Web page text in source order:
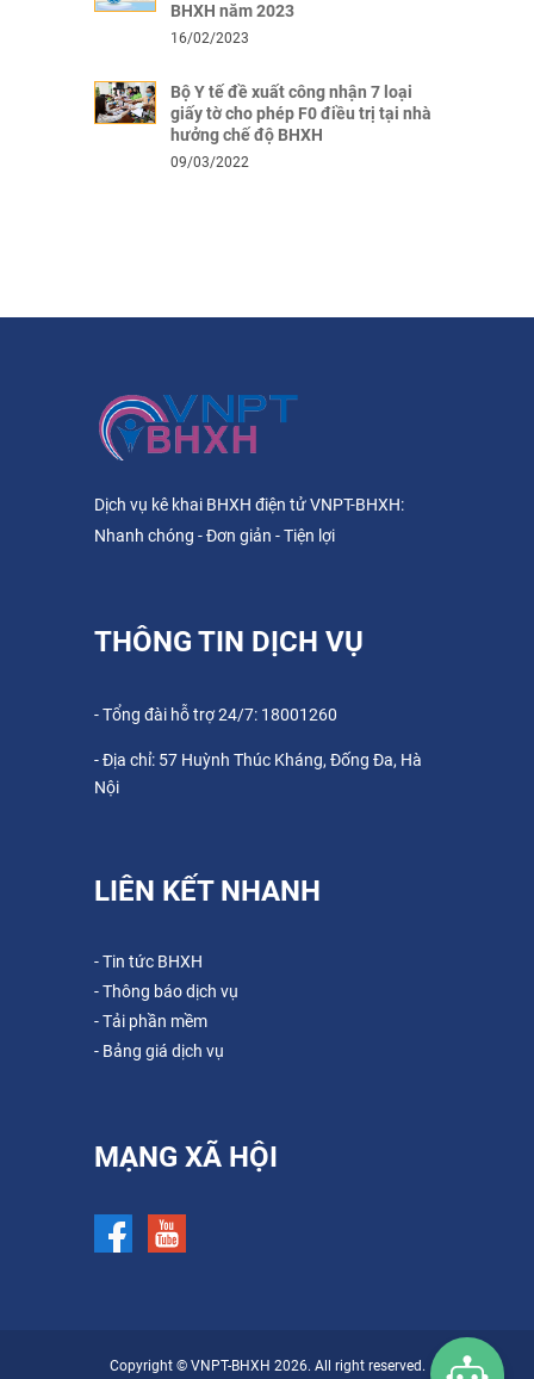
BHXH năm 2023
16/02/2023
Bộ Y tế đề xuất công nhận 7 loại
giấy tờ cho phép F0 điều trị tại nhà
hưởng chế độ BHXH
09/03/2022
Dịch vụ kê khai BHXH điện tử VNPT-BHXH:
Nhanh chóng - Đơn giản - Tiện lợi
THÔNG TIN DỊCH VỤ
- Tổng đài hỗ trợ 24/7: 18001260
- Địa chỉ: 57 Huỳnh Thúc Kháng, Đống Đa, Hà
Nội
LIÊN KẾT NHANH
- Tin tức BHXH
- Thông báo dịch vụ
- Tải phần mềm
- Bảng giá dịch vụ
MẠNG XÃ HỘI
Copyright © VNPT-BHXH 2026. All right reserved.